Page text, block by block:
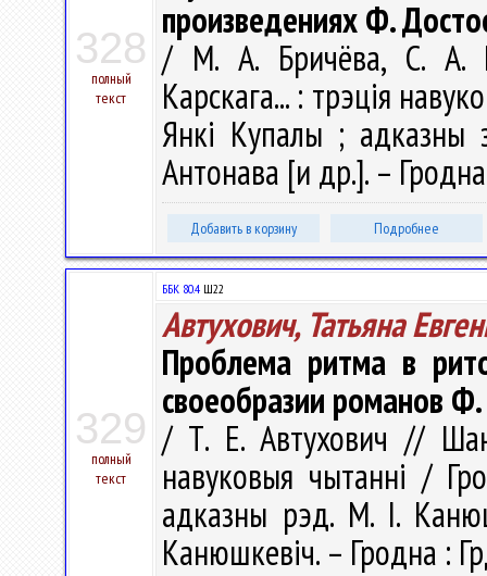
328
полный
текст
произведениях Ф.
/ М. А. Бричёва, С. А.
Карскага... : трэція
Янкі Купалы ;
Антонава [и др.]. –
Добавить в корзину Подробнее
329
полный
текст
ББК 80.4 Ш22
Автухович, Татьяна
Проблема ритма в
своеобразии романов
/ Т. Е. Автухович //
навуковыя чытаннi /
адказны рэд. М. І.
Канюшкевіч. – Гродна :